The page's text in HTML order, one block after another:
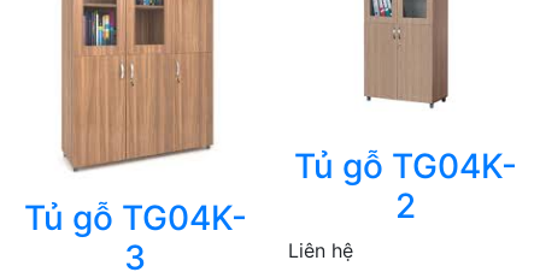
Tủ gỗ TG04K-
3
Tủ gỗ TG04K-
2
Liên hệ